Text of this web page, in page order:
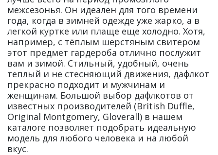
межсезонья. Он идеален для того времени
года, когда в зимней одежде уже жарко, а в
легкой куртке или плаще еще холодно. Хотя,
например, с тёплым шерстяным свитером
этот предмет гардероба отлично послужит
вам и зимой. Стильный, удобный, очень
теплый и не стесняющий движения, дафлкот
прекрасно подходит и мужчинам и
женщинам. Большой выбор дафлкотов от
известных производителей (British Duffle,
Original Montgomery, Gloverall) в нашем
каталоге позволяет подобрать идеальную
модель для любого человека и на любой
вкус.